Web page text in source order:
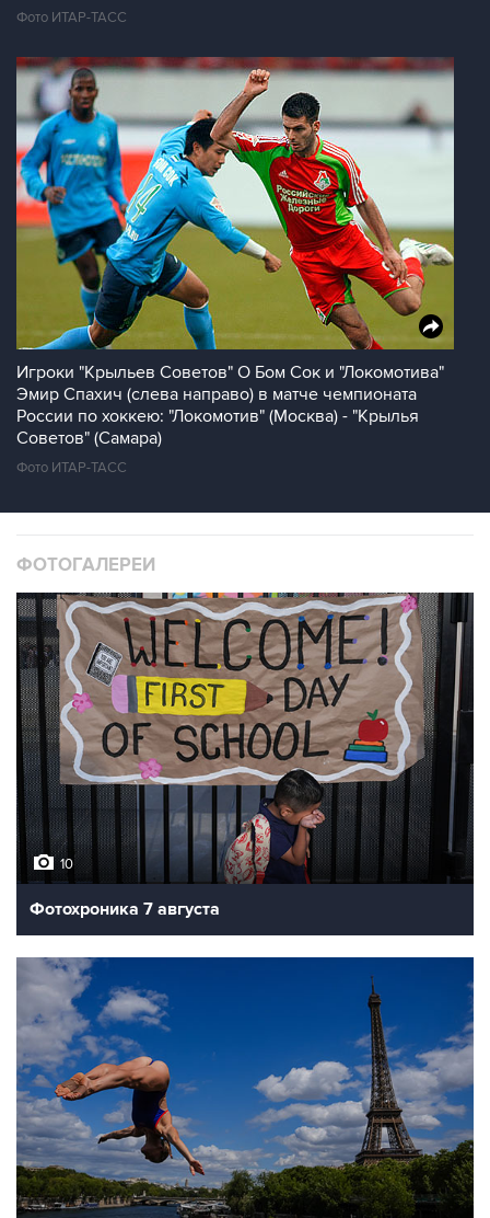
Фото ИТАР-ТАСС
Игроки "Крыльев Советов" О Бом Сок и "Локомотива"
Эмир Спахич (слева направо) в матче чемпионата
России по хоккею: "Локомотив" (Москва) - "Крылья
Советов" (Самара)
Фото ИТАР-ТАСС
ФОТОГАЛЕРЕИ
10
Фотохроника 7 августа